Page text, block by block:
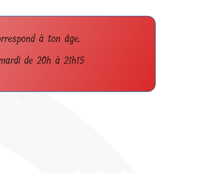
à ton âge.
de 20h à 21h15